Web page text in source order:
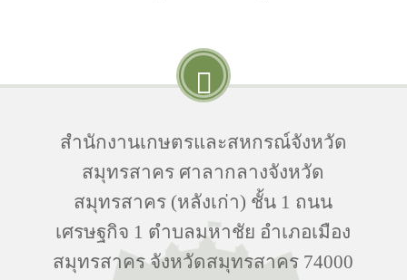
สำนักงานเกษตรและสหกรณ์จังหวัด
สมุทรสาคร ศาลากลางจังหวัด
สมุทรสาคร (หลังเก่า) ชั้น 1 ถนน
เศรษฐกิจ 1 ตำบลมหาชัย อำเภอเมือง
สมุทรสาคร จังหวัดสมุทรสาคร 74000